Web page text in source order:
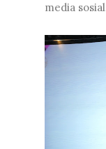
media